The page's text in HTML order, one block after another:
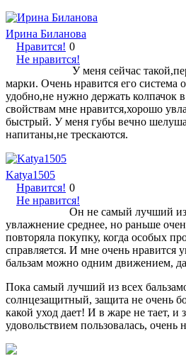
Ирина Биланова
Нравится!
Не нравится!
0
У меня сейчас
марки. Очень нравится его система
удобно,не нужно держать колпачок
свойствам мне нравится,хорошо
быстрый. У меня губы вечно
напитаны,не трескаются.
Katya1505
Нравится!
Не нравится!
0
Он не самый лучший
увлажнение среднее, но раньше
повторяла покупку, когда особых
справляется. И мне очень нравится
бальзам можно одним движением,
Пока самый лучший из всех
солнцезащитный, защита не очень
какой уход дает! И в жаре не тает,
удовольствием пользовалась, очень